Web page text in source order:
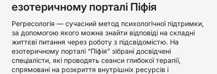
езотеричному порталі Піфія
Регресологія — сучасний метод психологічної підтримки,
за допомогою якого можна знайти відповіді на складні
життєві питання через роботу з підсвідомістю. На
езотеричному порталі “Піфія” зібрані досвідчені
спеціалісти, які проводять сеанси глибокої терапії,
спрямовані на розкриття внутрішніх ресурсів і